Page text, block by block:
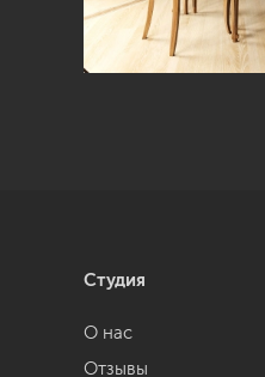
Студия
О нас
Отзывы